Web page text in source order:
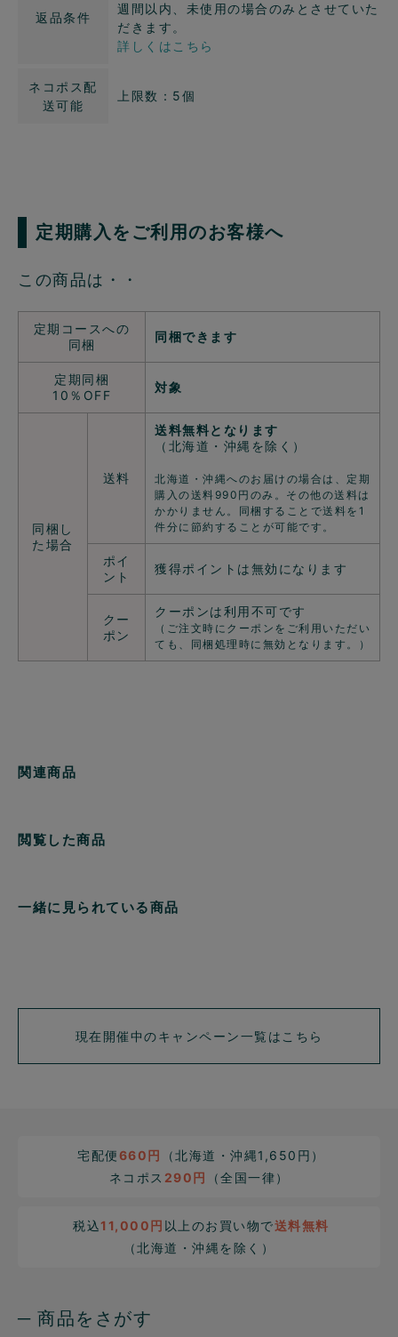
返品条件
週間以内、未使用の場合のみとさせていた
だきます。
詳しくはこちら
ネコポス配
送可能
上限数：5個
定期購入をご利用のお客様へ
この商品は・・
定期コースへの
同梱
同梱できます
定期同梱
10％OFF
対象
同梱し
た場合
送料
送料無料となります
（北海道・沖縄を除く）
北海道・沖縄へのお届けの場合は、定期
購入の送料990円のみ。その他の送料は
かかりません。同梱することで送料を1
件分に節約することが可能です。
ポイ
ント
獲得ポイントは無効になります
クー
ポン
クーポンは利用不可です
（ご注文時にクーポンをご利用いただい
ても、同梱処理時に無効となります。）
関連商品
閲覧した商品
一緒に見られている商品
現在開催中のキャンペーン一覧はこちら
宅配便660円
（北海道・沖縄1,650円）
ネコポス 290円 （全国一律）
税込11,000円 以上のお買い物で送料無料
（北海道・沖縄を除く）
─ 商品をさがす